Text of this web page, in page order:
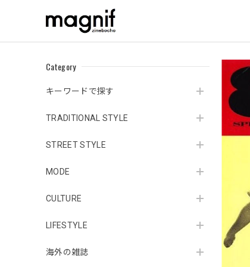
Category
キーワードで探す
TRADITIONAL STYLE
STREET STYLE
MODE
CULTURE
LIFESTYLE
海外の雑誌